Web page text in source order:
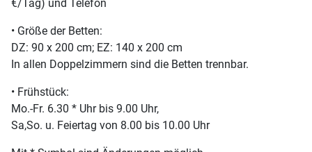
€/Tag) und Telefon
• Größe der Betten:
DZ: 90 x 200 cm; EZ: 140 x 200 cm
In allen Doppelzimmern sind die Betten trennbar.
• Frühstück:
Mo.-Fr. 6.30 * Uhr bis 9.00 Uhr,
Sa,So. u. Feiertag von 8.00 bis 10.00 Uhr